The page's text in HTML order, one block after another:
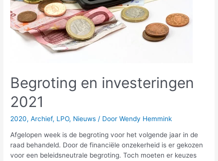
Begroting en investeringen
2021
2020,Archief, LPO, Nieuws / DoorWendy Hemmink
Afgelopen week is de begroting voor het volgende jaar in de
raad behandeld. Door de financiële onzekerheid is er gekozen
voor een beleidsneutrale begroting. Toch moeten er keuzes